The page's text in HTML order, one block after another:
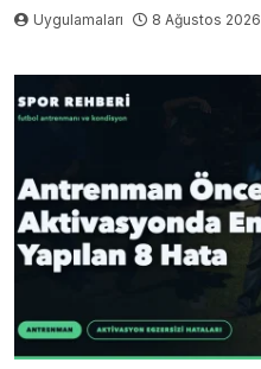
Uygulamaları 8 Ağustos 2026